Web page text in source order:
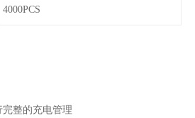
4000PCS
整的充电管理